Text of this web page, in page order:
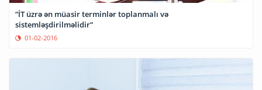
“İT üzrə ən müasir terminlər toplanmalı və
sistemləşdirilməlidir”
01-02-2016